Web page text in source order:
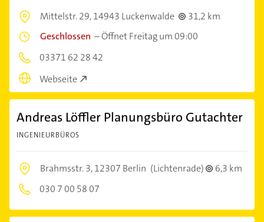
Mittelstr. 29,14943 Luckenwalde
31,2 km
Geschlossen –Öffnet Freitag um 09:00
03371 62 28 42
Webseite
Andreas Löffler Planungsbüro Gutachter
INGENIEURBÜROS
Brahmsstr. 3,12307 Berlin (Lichtenrade)
6,3 km
030 7 00 58 07